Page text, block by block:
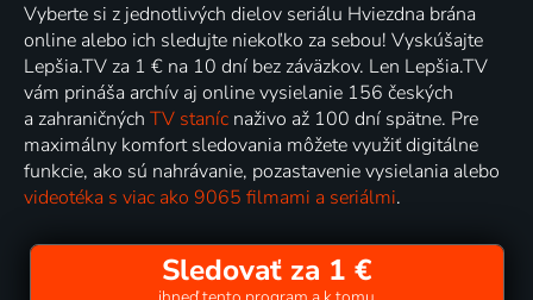
Vyberte si z jednotlivých dielov seriálu Hviezdna brána
online alebo ich sledujte niekoľko za sebou! Vyskúšajte
Lepšia.TV za 1 € na 10 dní bez záväzkov. Len Lepšia.TV
vám prináša archív aj online vysielanie 156 českých
a zahraničných TV staníc naživo až 100 dní spätne. Pre
maximálny komfort sledovania môžete využiť digitálne
funkcie, ako sú nahrávanie, pozastavenie vysielania alebo
videotéka s viac ako 9065 filmami a seriálmi.
Sledovať za 1 €